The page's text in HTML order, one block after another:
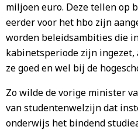
miljoen euro. Deze tellen op
eerder voor het hbo zijn
worden beleidsambities die
kabinetsperiode zijn
ze goed en wel bij de
Zo wilde de vorige minister
van studentenwelzijn dat
onderwijs het bindend